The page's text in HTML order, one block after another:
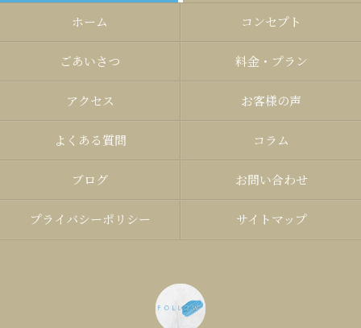
ホーム コンセプト
ごあいさつ 料金・プラン
アクセス お客様の声
よくある質問 コラム
ブログ お問い合わせ
プライバシーポリシー サイトマップ